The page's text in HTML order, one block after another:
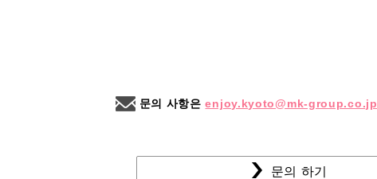
문의 사항은enjoy.kyoto@mk-group.co.jp
문의 하기